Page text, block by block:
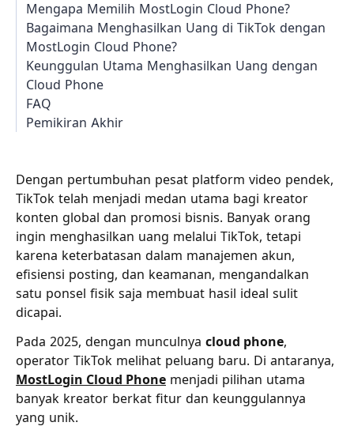
Mengapa Memilih MostLogin Cloud Phone?
Bagaimana Menghasilkan Uang di TikTok dengan
MostLogin Cloud Phone?
Keunggulan Utama Menghasilkan Uang dengan
Cloud Phone
FAQ
Pemikiran Akhir
Dengan pertumbuhan pesat platform video pendek,
TikTok telah menjadi medan utama bagi kreator
konten global dan promosi bisnis. Banyak orang
ingin menghasilkan uang melalui TikTok, tetapi
karena keterbatasan dalam manajemen akun,
efisiensi posting, dan keamanan, mengandalkan
satu ponsel fisik saja membuat hasil ideal sulit
dicapai.
Pada 2025, dengan munculnya cloud phone,
operator TikTok melihat peluang baru. Di antaranya,
MostLogin Cloud Phone menjadi pilihan utama
banyak kreator berkat fitur dan keunggulannya
yang unik.